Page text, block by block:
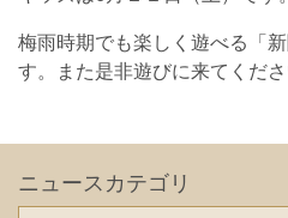
梅雨時期でも楽しく遊べる「
す。また是非遊びに来てくださ
ニュースカテゴリ